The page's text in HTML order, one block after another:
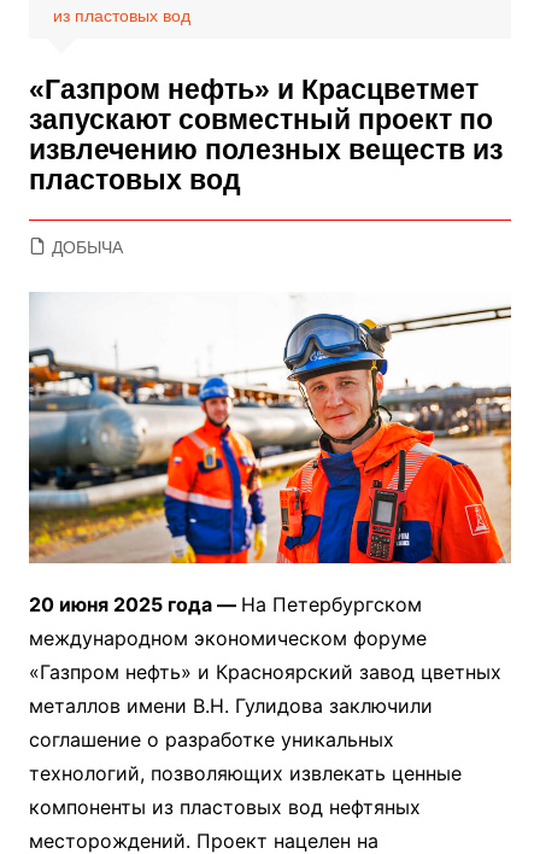
из пластовых вод
«Газпром нефть» и Красцветмет
запускают совместный проект по
извлечению полезных веществ из
пластовых вод
ДОБЫЧА
20 июня 2025 года — На Петербургском
международном экономическом форуме
«Газпром нефть» и Красноярский завод цветных
металлов имени В.Н. Гулидова заключили
соглашение о разработке уникальных
технологий, позволяющих извлекать ценные
компоненты из пластовых вод нефтяных
месторождений. Проект нацелен на